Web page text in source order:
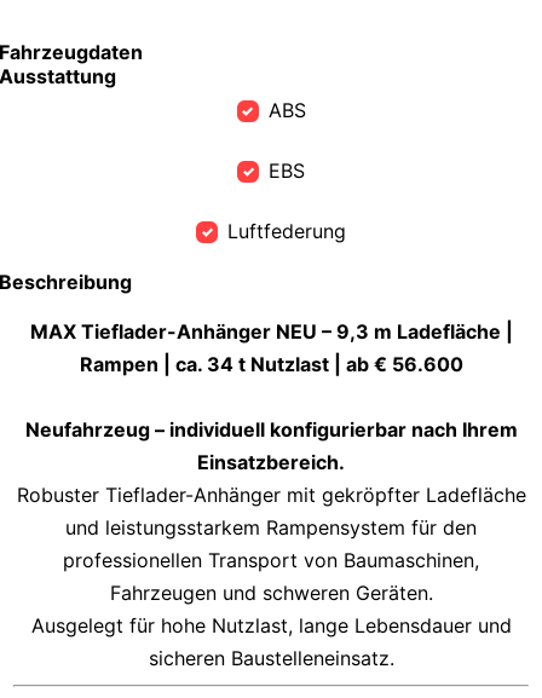
Fahrzeugdaten
Ausstattung
ABS
EBS
Luftfederung
Beschreibung
MAX Tieflader-Anhänger NEU – 9,3 m Ladefläche |
Rampen | ca. 34 t Nutzlast | ab € 56.600
Neufahrzeug – individuell konfigurierbar nach Ihrem
Einsatzbereich.
Robuster Tieflader-Anhänger mit gekröpfter Ladefläche
und leistungsstarkem Rampensystem für den
professionellen Transport von Baumaschinen,
Fahrzeugen und schweren Geräten.
Ausgelegt für hohe Nutzlast, lange Lebensdauer und
sicheren Baustelleneinsatz.